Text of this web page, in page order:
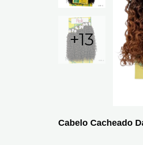
+13
Cabelo Cacheado